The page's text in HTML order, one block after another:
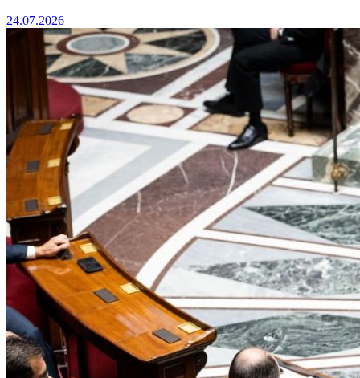
24.07.2026